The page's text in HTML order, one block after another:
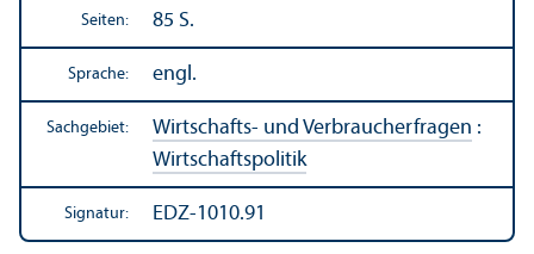
Seiten: 85 S.
Sprache: engl.
Sachgebiet: Wirtschafts- und Verbraucherfragen :
Wirtschafts­politik
Signatur: EDZ-1010.91